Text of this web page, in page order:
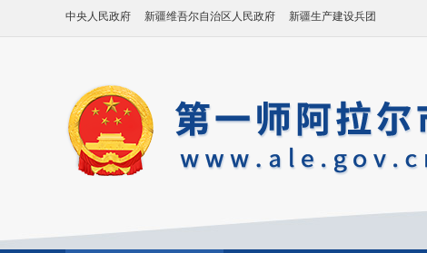
中央人民政府 新疆维吾尔自治区人民政府 新疆生产建设兵团